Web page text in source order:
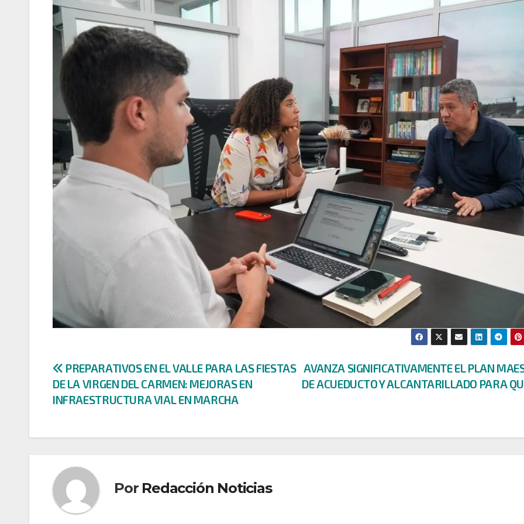
Navegación
de
AVANZA SIGNIFICATIVAMENTE EL PLAN
DE ACUEDUCTO Y ALCANTARILLADO PARA
PREPARATIVOS EN EL VALLE PARA LAS FIESTAS
DE LA VIRGEN DEL CARMEN: MEJORAS EN
INFRAESTRUCTURA VIAL EN MARCHA
Por Redacción Noticias